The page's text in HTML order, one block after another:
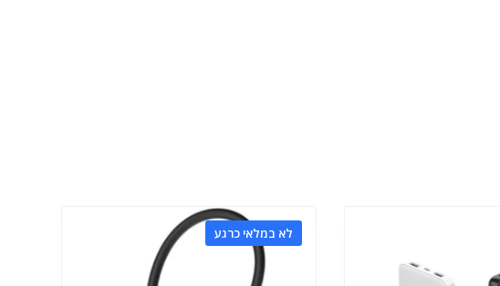
לא במלאי כרגע